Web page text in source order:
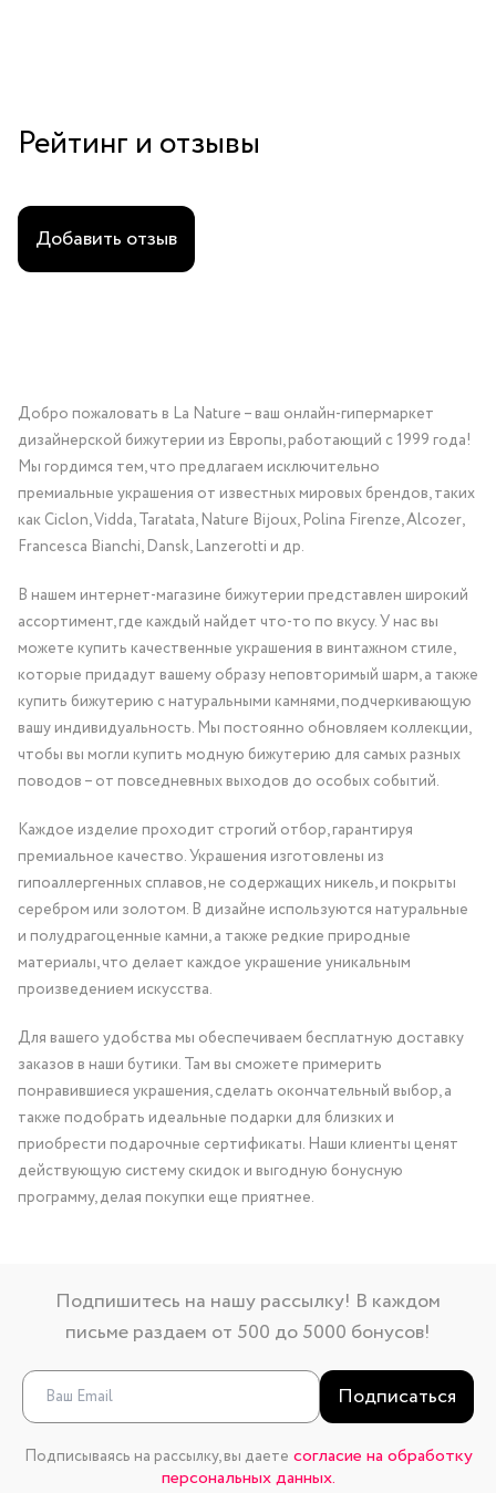
Рейтинг и отзывы
Добавить отзыв
Добро пожаловать в La Nature – ваш онлайн-гипермаркет
дизайнерской бижутерии из Европы, работающий с 1999 года!
Мы гордимся тем, что предлагаем исключительно
премиальные украшения от известных мировых брендов, таких
как Ciclon, Vidda, Taratata, Nature Bijoux, Polina Firenze, Alcozer,
Francesca Bianchi, Dansk, Lanzerotti и др.
В нашем интернет-магазине бижутерии представлен широкий
ассортимент, где каждый найдет что-то по вкусу. У нас вы
можете купить качественные украшения в винтажном стиле,
которые придадут вашему образу неповторимый шарм, а также
купить бижутерию с натуральными камнями, подчеркивающую
вашу индивидуальность. Мы постоянно обновляем коллекции,
чтобы вы могли купить модную бижутерию для самых разных
поводов – от повседневных выходов до особых событий.
Каждое изделие проходит строгий отбор, гарантируя
премиальное качество. Украшения изготовлены из
гипоаллергенных сплавов, не содержащих никель, и покрыты
серебром или золотом. В дизайне используются натуральные
и полудрагоценные камни, а также редкие природные
материалы, что делает каждое украшение уникальным
произведением искусства.
Для вашего удобства мы обеспечиваем бесплатную доставку
заказов в наши бутики. Там вы сможете примерить
понравившиеся украшения, сделать окончательный выбор, а
также подобрать идеальные подарки для близких и
приобрести подарочные сертификаты. Наши клиенты ценят
действующую систему скидок и выгодную бонусную
программу, делая покупки еще приятнее.
Подпишитесь на нашу рассылку! В каждом
письме раздаем от 500 до 5000 бонусов!
Подписаться
Подписываясь на рассылку, вы даете согласие на обработку
персональных данных.